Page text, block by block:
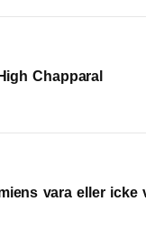
Chapparal
vara eller icke